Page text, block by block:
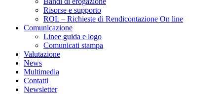
Risorse e supporto
ROL – Richieste di Rendicontazione On line
Comunicazione
Linee guida e logo
Comunicati stampa
Valutazione
News
Multimedia
Contatti
Newsletter